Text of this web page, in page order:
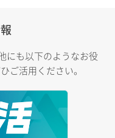
にも以下のようなお役
ご活用ください。